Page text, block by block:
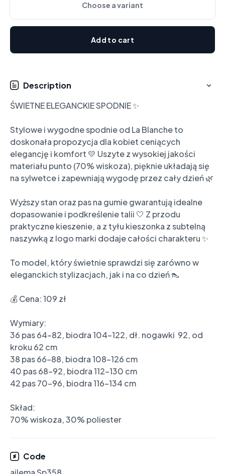
Choose a variant
Add to cart
Description
ŚWIETNE ELEGANCKIE SPODNIE ✨
Stylowe i wygodne spodnie od La Blanche to
doskonała propozycja dla kobiet ceniących
elegancję i komfort 💛 Uszyte z wysokiej jakości
materiału punto (70% wiskoza), pięknie układają się
na sylwetce i zapewniają wygodę przez cały dzień 🌿
Wyższy stan oraz pas na gumie gwarantują idealne
dopasowanie i podkreślenie talii 🤍 Z przodu
praktyczne kieszenie, a z tyłu kieszonka z subtelną
naszywką z logo marki dodaje całości charakteru ✨
To model, który świetnie sprawdzi się zarówno w
eleganckich stylizacjach, jak i na co dzień 👠
💰 Cena: 109 zł
Wymiary:
36 pas 64-82, biodra 104-122, dł. nogawki  92, od
kroku 62 cm
38 pas 66-88, biodra 108-126 cm
40 pas 68-92, biodra 112-130 cm
42 pas 70-96, biodra 116-134 cm
Skład:
70% wiskoza, 30% poliester
Code